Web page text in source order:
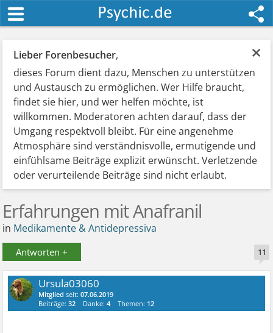
×
Lieber Forenbesucher,
dieses Forum dient dazu, Menschen zu unterstützen
und Austausch zu ermöglichen. Wer Hilfe braucht,
findet sie hier, und wer helfen möchte, ist
willkommen. Moderatoren achten darauf, dass der
Umgang respektvoll bleibt. Für eine angenehme
Atmosphäre sind verständnisvolle, ermutigende und
einfühlsame Beiträge explizit erwünscht. Verletzende
oder verurteilende Beiträge sind nicht erlaubt.
Erfahrungen mit Anafranil
in Medikamente & Antidepressiva
Antworten + 11
Ursula03060
Mitglied seit:07.06.2019
Beiträge:32 Danke:4 Themen: 12